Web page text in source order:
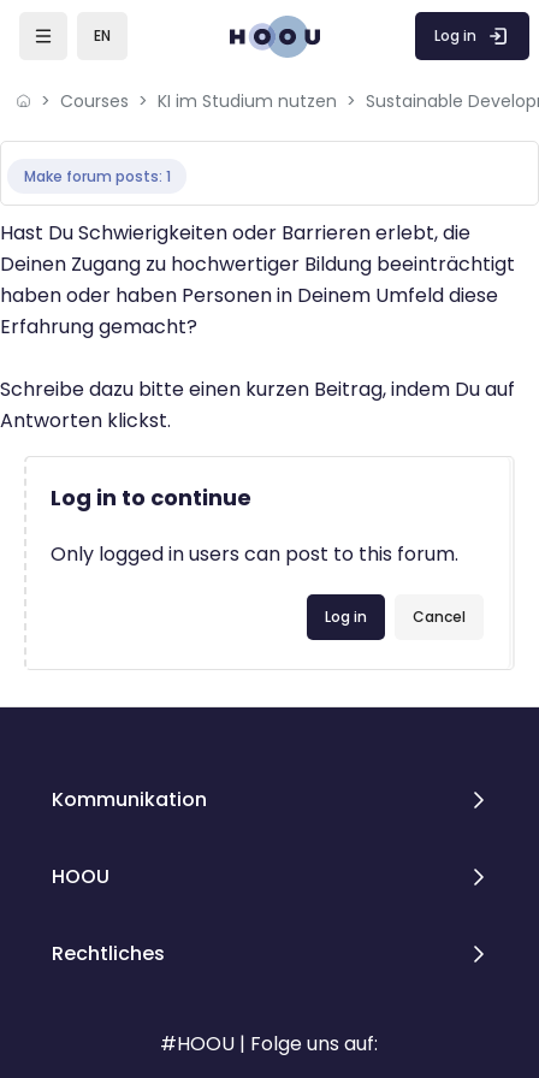
EN Log in
Courses KI im Studium nutzen
Make forum posts: 1
Hast Du Schwierigkeiten oder Barrieren erlebt, die
Deinen Zugang zu hochwertiger Bildung beeinträchtigt
haben oder haben Personen in Deinem Umfeld diese
Erfahrung gemacht?
Schreibe dazu bitte einen kurzen Beitrag, indem Du auf
Antworten klickst.
Log in to continue
Only logged in users can post to this forum.
Cancel
Log in
Kommunikation
HOOU
Rechtliches
#HOOU | Folge uns auf: